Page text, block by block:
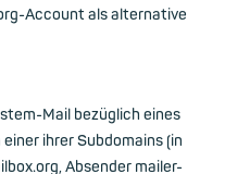
Account als alternative
Mail bezüglich eines
ihrer Subdomains (in
Absender mailer-